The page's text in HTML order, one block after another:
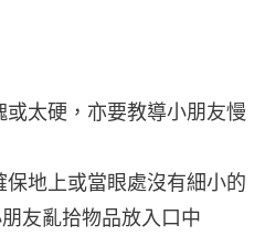
太硬，亦要教導小朋友慢
地上或當眼處沒有細小的
友亂拾物品放入口中